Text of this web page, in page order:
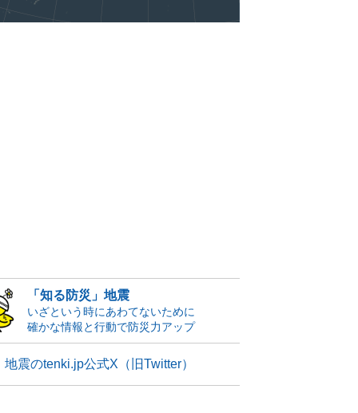
「知る防災」地震
いざという時にあわてないために
確かな情報と行動で防災力アップ
地震のtenki.jp公式X（旧Twitter）